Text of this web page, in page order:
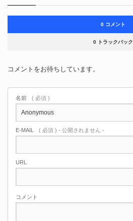
0 コメント
0 トラックバック
コメントをお待ちしています。
名前 ( 必須 )
E-MAIL ( 必須 ) - 公開されません -
URL
コメント